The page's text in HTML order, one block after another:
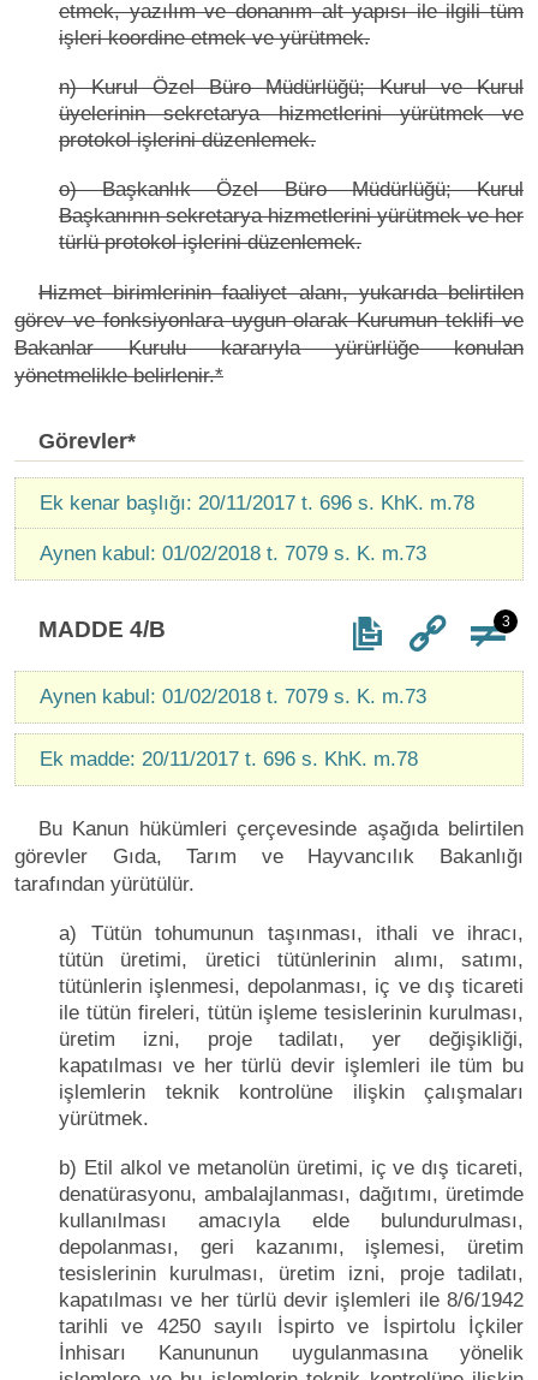
etmek, yazılım ve donanım alt yapısı ile ilgili tüm
işleri koordine etmek ve yürütmek.
n) Kurul Özel Büro Müdürlüğü; Kurul ve Kurul
üyelerinin sekretarya hizmetlerini yürütmek ve
protokol işlerini düzenlemek.
o) Başkanlık Özel Büro Müdürlüğü; Kurul
Başkanının sekretarya hizmetlerini yürütmek ve her
türlü protokol işlerini düzenlemek.
Hizmet birimlerinin faaliyet alanı, yukarıda belirtilen
görev ve fonksiyonlara uygun olarak Kurumun teklifi ve
Bakanlar Kurulu kararıyla yürürlüğe konulan
yönetmelikle belirlenir.*
Görevler*
Ek kenar başlığı: 20/11/2017 t. 696 s. KhK. m.78
Aynen kabul: 01/02/2018 t. 7079 s. K. m.73
MADDE 4/B 3
Aynen kabul: 01/02/2018 t. 7079 s. K. m.73
Ek madde: 20/11/2017 t. 696 s. KhK. m.78
Bu Kanun hükümleri çerçevesinde aşağıda belirtilen
görevler Gıda, Tarım ve Hayvancılık Bakanlığı
tarafından yürütülür.
a) Tütün tohumunun taşınması, ithali ve ihracı,
tütün üretimi, üretici tütünlerinin alımı, satımı,
tütünlerin işlenmesi, depolanması, iç ve dış ticareti
ile tütün fireleri, tütün işleme tesislerinin kurulması,
üretim izni, proje tadilatı, yer değişikliği,
kapatılması ve her türlü devir işlemleri ile tüm bu
işlemlerin teknik kontrolüne ilişkin çalışmaları
yürütmek.
b) Etil alkol ve metanolün üretimi, iç ve dış ticareti,
denatürasyonu, ambalajlanması, dağıtımı, üretimde
kullanılması amacıyla elde bulundurulması,
depolanması, geri kazanımı, işlemesi, üretim
tesislerinin kurulması, üretim izni, proje tadilatı,
kapatılması ve her türlü devir işlemleri ile 8/6/1942
tarihli ve 4250 sayılı İspirto ve İspirtolu İçkiler
İnhisarı Kanununun uygulanmasına yönelik